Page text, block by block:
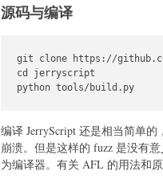
源码与编译
git clone https://
cd jerryscript
python tools/build.py
编译 JerryScript 还是相当简单
崩溃。但是这样的 fuzz 是没有
为编译器。有关 AFL 的用法和